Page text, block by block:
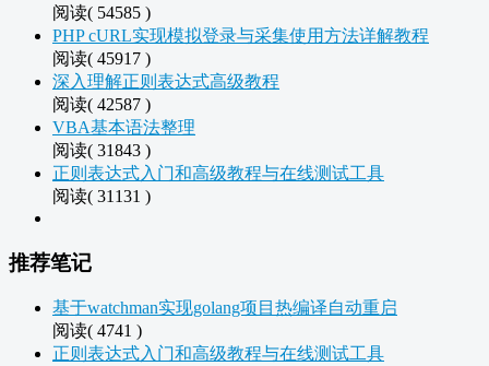
阅读( 54585 )
PHP cURL实现模拟登录与采集使用方法详解教程
阅读( 45917 )
深入理解正则表达式高级教程
阅读( 42587 )
VBA基本语法整理
阅读( 31843 )
正则表达式入门和高级教程与在线测试工具
阅读( 31131 )
推荐笔记
基于watchman实现golang项目热编译自动重启
阅读( 4741 )
正则表达式入门和高级教程与在线测试工具